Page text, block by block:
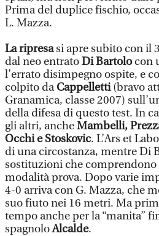
Prima del duplice fischio,
L. Mazza.
La ripresasi apre subito con il
dal neo entratoDi Bartolocon
l’errato disimpegno ospite, e
colpito daCappelletti(bravo
Granamica, classe 2007)
della difesa di questo test. In
gli altri, ancheMambelli,
Occhi e Stoskovic. L’Ars et
di una circostanza, mentre Di
sostituzioni che comprendono
modalità prova. Dopo varie
4-0 arriva con G. Mazza, che
suo fiuto nei 16 metri. Ma
tempo anche per la “manita”
spagnoloAlcalde.